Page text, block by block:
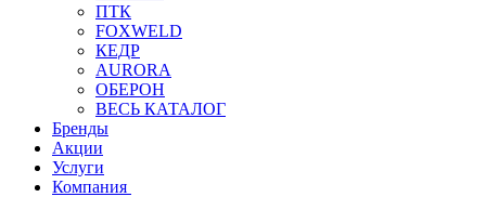
ПТК
FOXWELD
КЕДР
AURORA
ОБЕРОН
ВЕСЬ КАТАЛОГ
Бренды
Акции
Услуги
Компания